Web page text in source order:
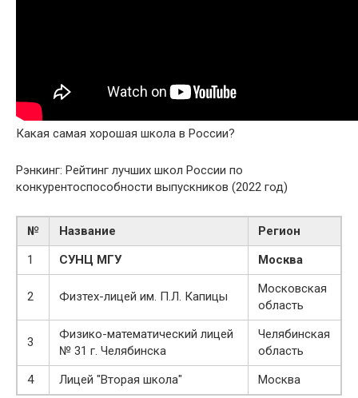
Какая самая хорошая школа в России?
Рэнкинг: Рейтинг лучших школ России по
конкурентоспособности выпускников (2022 год)
№ Название
Регион
1
СУНЦ МГУ Москва
2 Физтех-лицей им. П.Л. Капицы
Московская
область
3
Физико-математический лицей
№ 31 г. Челябинска
Челябинская
область
4
Лицей "Вторая школа" Москва